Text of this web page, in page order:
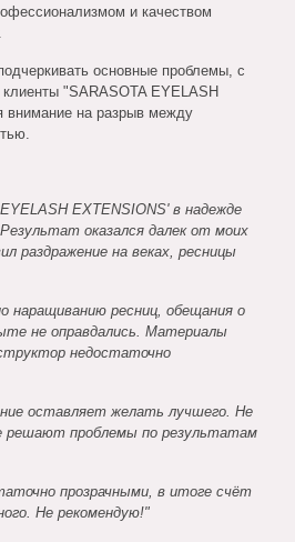
и качеством
основные проблемы, с
"SARASOTA EYELASH
внимание на разрыв между
EXTENSIONS' в надежде
оказался далек от моих
раздражение на веках, ресницы
наращиванию ресниц, обещания о
не оправдались. Материалы
недостаточно
оставляет желать лучшего. Не
решают проблемы по результатам
прозрачными, в итоге счёт
Не рекомендую!"